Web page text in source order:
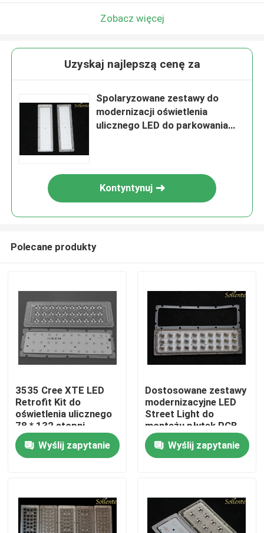
Dom
Łączność
Zobacz więcej
Uzyskaj najlepszą cenę za
Spolaryzowane zestawy do
modernizacji oświetlenia
ulicznego LED do parkowania
Kontyntynuj
Polecane produkty
3535 Cree XTE LED
Retrofit Kit do
oświetlenia ulicznego
78 * 132 stopni
Wyślij zapytanie
Dostosowane zestawy
modernizacyjne LED
Street Light do
montażu płytek PCB
Bridgelux Chips
Wyślij zapytanie